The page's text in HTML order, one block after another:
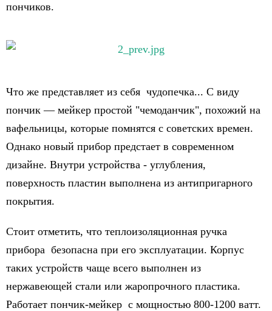
пончиков.
Что же представляет из себя чудопечка... С виду
пончик — мейкер простой "чемоданчик", похожий на
вафельницы, которые помнятся с советских времен.
Однако новый прибор предстает в современном
дизайне. Внутри устройства - углубления,
поверхность пластин выполнена из антипригарного
покрытия.
Стоит отметить, что теплоизоляционная ручка
прибора безопасна при его эксплуатации. Корпус
таких устройств чаще всего выполнен из
нержавеющей стали или жаропрочного пластика.
Работает пончик-мейкер с мощностью 800-1200 ватт.